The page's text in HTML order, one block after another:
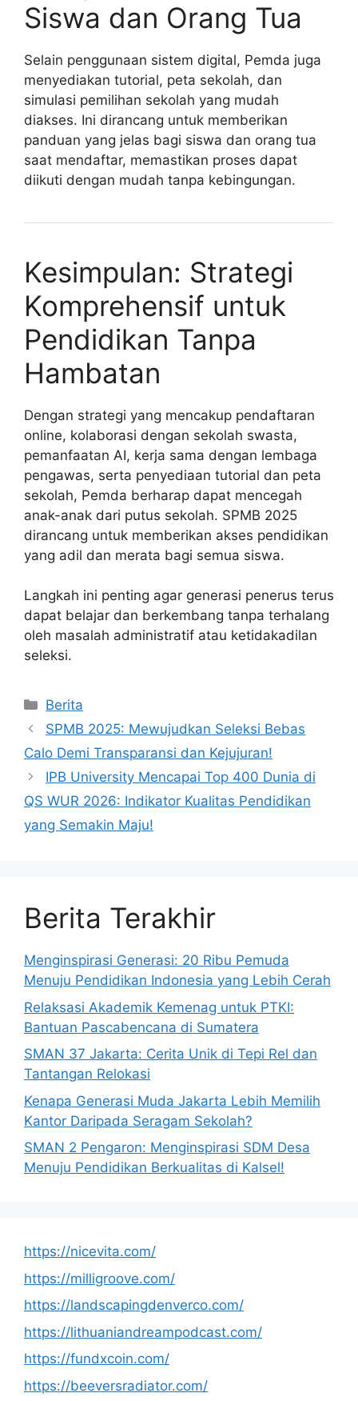
Siswa dan Orang Tua
Selain penggunaan sistem digital, Pemda juga
menyediakan tutorial, peta sekolah, dan
simulasi pemilihan sekolah yang mudah
diakses. Ini dirancang untuk memberikan
panduan yang jelas bagi siswa dan orang tua
saat mendaftar, memastikan proses dapat
diikuti dengan mudah tanpa kebingungan.
Kesimpulan: Strategi
Komprehensif untuk
Pendidikan Tanpa
Hambatan
Dengan strategi yang mencakup pendaftaran
online, kolaborasi dengan sekolah swasta,
pemanfaatan AI, kerja sama dengan lembaga
pengawas, serta penyediaan tutorial dan peta
sekolah, Pemda berharap dapat mencegah
anak-anak dari putus sekolah. SPMB 2025
dirancang untuk memberikan akses pendidikan
yang adil dan merata bagi semua siswa.
Langkah ini penting agar generasi penerus terus
dapat belajar dan berkembang tanpa terhalang
oleh masalah administratif atau ketidakadilan
seleksi.
Kategori
Berita
SPMB 2025: Mewujudkan Seleksi Bebas
Calo Demi Transparansi dan Kejujuran!
IPB University Mencapai Top 400 Dunia di
QS WUR 2026: Indikator Kualitas Pendidikan
yang Semakin Maju!
Berita Terakhir
Menginspirasi Generasi: 20 Ribu Pemuda
Menuju Pendidikan Indonesia yang Lebih Cerah
Relaksasi Akademik Kemenag untuk PTKI:
Bantuan Pascabencana di Sumatera
SMAN 37 Jakarta: Cerita Unik di Tepi Rel dan
Tantangan Relokasi
Kenapa Generasi Muda Jakarta Lebih Memilih
Kantor Daripada Seragam Sekolah?
SMAN 2 Pengaron: Menginspirasi SDM Desa
Menuju Pendidikan Berkualitas di Kalsel!
https://nicevita.com/
https://milligroove.com/
https://landscapingdenverco.com/
https://lithuaniandreampodcast.com/
https://fundxcoin.com/
https://beeversradiator.com/